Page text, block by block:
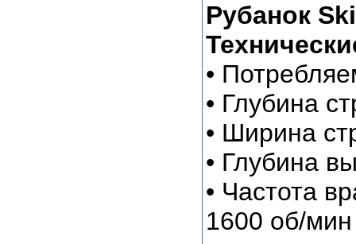
Рубанок
•
• Глубина
• Ширина
• Глубина
• Частота
1600 об/мин